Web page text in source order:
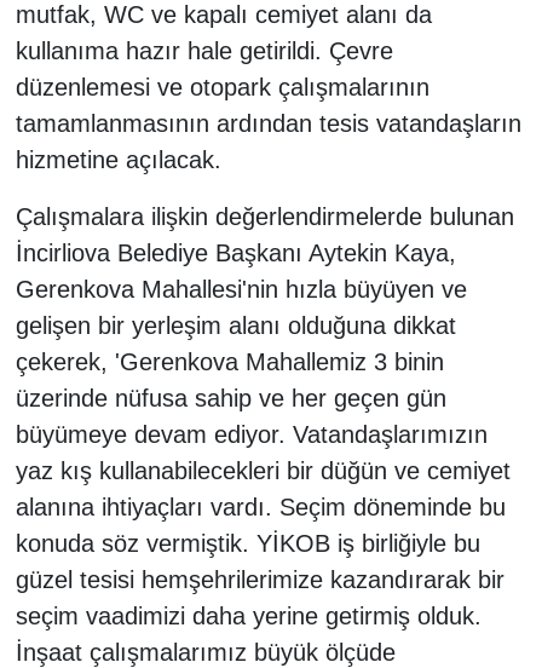
mutfak, WC ve kapalı cemiyet alanı da
kullanıma hazır hale getirildi. Çevre
düzenlemesi ve otopark çalışmalarının
tamamlanmasının ardından tesis vatandaşların
hizmetine açılacak.
Çalışmalara ilişkin değerlendirmelerde bulunan
İncirliova Belediye Başkanı Aytekin Kaya,
Gerenkova Mahallesi'nin hızla büyüyen ve
gelişen bir yerleşim alanı olduğuna dikkat
çekerek, 'Gerenkova Mahallemiz 3 binin
üzerinde nüfusa sahip ve her geçen gün
büyümeye devam ediyor. Vatandaşlarımızın
yaz kış kullanabilecekleri bir düğün ve cemiyet
alanına ihtiyaçları vardı. Seçim döneminde bu
konuda söz vermiştik. YİKOB iş birliğiyle bu
güzel tesisi hemşehrilerimize kazandırarak bir
seçim vaadimizi daha yerine getirmiş olduk.
İnşaat çalışmalarımız büyük ölçüde